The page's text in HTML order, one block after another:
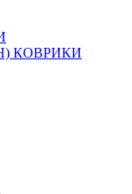
КОВРИКИ